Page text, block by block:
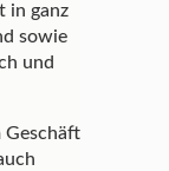
in ganz
sowie
und
Geschäft